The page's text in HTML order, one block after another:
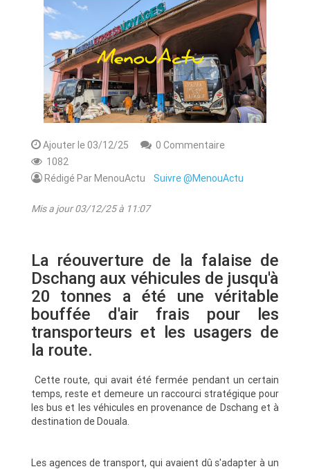
ASSAINISSEMENT
BREAKING-NEWS
CAMEROUN
PLUS
Ajouter le 03/12/25
0 Commentaire
1082
Rédigé Par MenouActu Suivre @MenouActu
Mis a jour 03/12/25 à 11:07
La réouverture de la falaise de
Dschang aux véhicules de jusqu'à
20 tonnes a été une véritable
bouffée d'air frais pour les
transporteurs et les usagers de
la route.
Cette route, qui avait été fermée pendant un certain
temps, reste et demeure un raccourci stratégique pour
les bus et les véhicules en provenance de Dschang et à
destination de Douala.
Les agences de transport, qui avaient dû s'adapter à un